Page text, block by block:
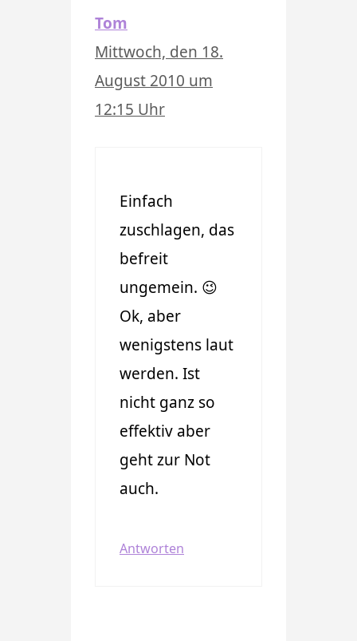
Tom
Mittwoch, den 18.
August 2010 um
12:15 Uhr
Einfach
zuschlagen, das
befreit
ungemein. 😉
Ok, aber
wenigstens laut
werden. Ist
nicht ganz so
effektiv aber
geht zur Not
auch.
Antworten